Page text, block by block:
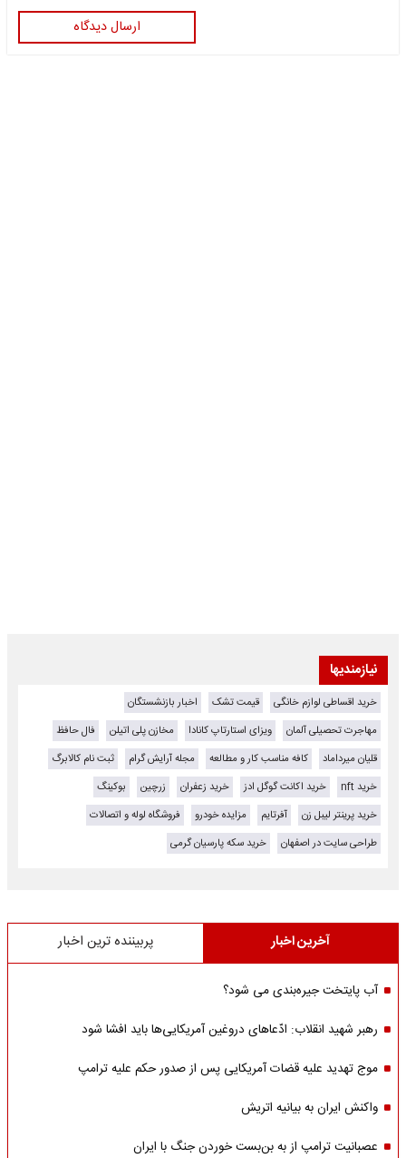
ارسال دیدگاه
نیازمندیها
خرید اقساطی لوازم خانگی قیمت تشک
اخبار بازنشستگان
مهاجرت تحصیلی آلمان
ویزای استارتاپ کانادا مخازن پلی اتیلن
فال حافظ
قلیان میرداماد
کافه مناسب کار و مطالعه مجله آرایش گرام
ثبت نام کالابرگ
خرید nft
خرید اکانت گوگل ادز خرید زعفران زرچین
بوکینگ
خرید پرینتر لیبل زن
آفرتایم مزایده خودرو
فروشگاه لوله و اتصالات
طراحی سایت در اصفهان
خرید سکه پارسیان گرمی
آخرین اخبار پربیننده ترین اخبار
آب پایتخت جیره‌بندی می شود؟
رهبر شهید انقلاب: ادّعاهای دروغین آمریکایی‌ها باید افشا شود
موج تهدید علیه قضات آمریکایی پس از صدور حکم علیه ترامپ
واکنش ایران به بیانیه اتریش
عصبانیت ترامپ از به بن‌بست خوردن جنگ با ایران